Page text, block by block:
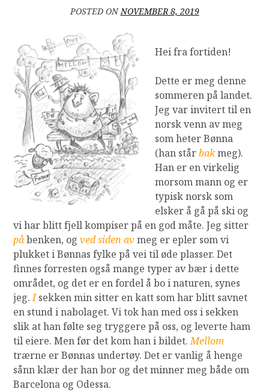
POSTED ONNOVEMBER 8, 2019
Hei fra fortiden!
Dette er meg denne
sommeren på landet.
Jeg var invitert til en
norsk venn av meg
som heter Bønna
(han stårbakmeg).
Han er en virkelig
morsom mann og er
typisk norsk som
elsker å gå på ski og
vi har blitt fjell kompiser på en god måte. Jeg sitter
påbenken, ogved siden av meg er epler som vi
plukket i Bønnas fylke på vei til øde plasser. Det
finnes forresten også mange typer av bær i dette
området, og det er en fordel å bo i naturen, synes
jeg.Isekken min sitter en katt som har blitt savnet
en stund i nabolaget. Vi tok han med oss i sekken
slik at han følte seg tryggere på oss, og leverte ham
til eiere. Men før det kom han i bildet.Mellom
trærne er Bønnas undertøy. Det er vanlig å henge
sånn klær der han bor og det minner meg både om
Barcelona og Odessa.